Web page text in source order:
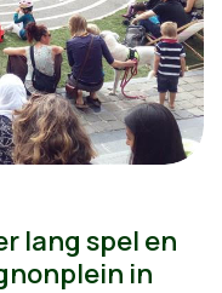
lang spel en
in